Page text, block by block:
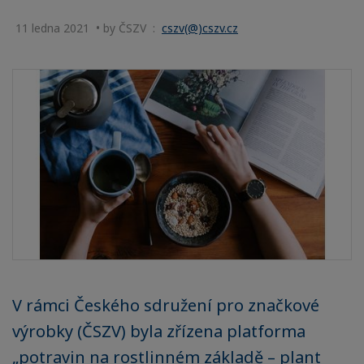
11 ledna 2021 • by ČSZV : cszv(@)cszv.cz
V rámci Českého sdružení pro značkové
výrobky (ČSZV) byla zřízena platforma
„potravin na rostlinném základě – plant